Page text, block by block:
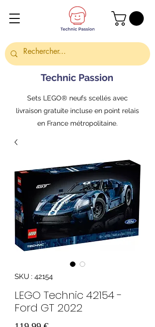
Technic Passion
Sets LEGO® neufs scellés avec
livraison gratuite incluse en point relais
en France métropolitaine.
SKU : 42154
LEGO Technic 42154 -
Ford GT 2022